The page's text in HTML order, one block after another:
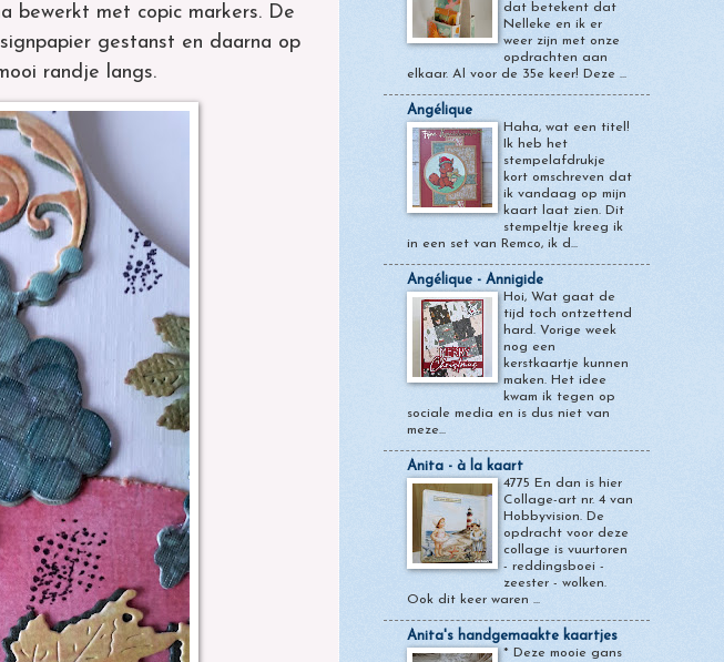
bewerkt met copic markers. De
gestanst en daarna op
randje langs.
dat betekent dat
Nelleke en ik er
weer zijn met onze
opdrachten aan
elkaar. Al voor de 35e keer! Deze ...
Angélique
Haha, wat een titel!
Ik heb het
stempelafdrukje
kort omschreven dat
ik vandaag op mijn
kaart laat zien. Dit
stempeltje kreeg ik
in een set van Remco, ik d...
Angélique - Annigide
Hoi, Wat gaat de
tijd toch ontzettend
hard. Vorige week
nog een
kerstkaartje kunnen
maken. Het idee
kwam ik tegen op
sociale media en is dus niet van
meze...
Anita - à la kaart
4775 En dan is hier
Collage-art nr. 4 van
Hobbyvision. De
opdracht voor deze
collage is vuurtoren
- reddingsboei -
zeester - wolken.
Ook dit keer waren ...
Anita's handgemaakte kaartjes
* Deze mooie gans